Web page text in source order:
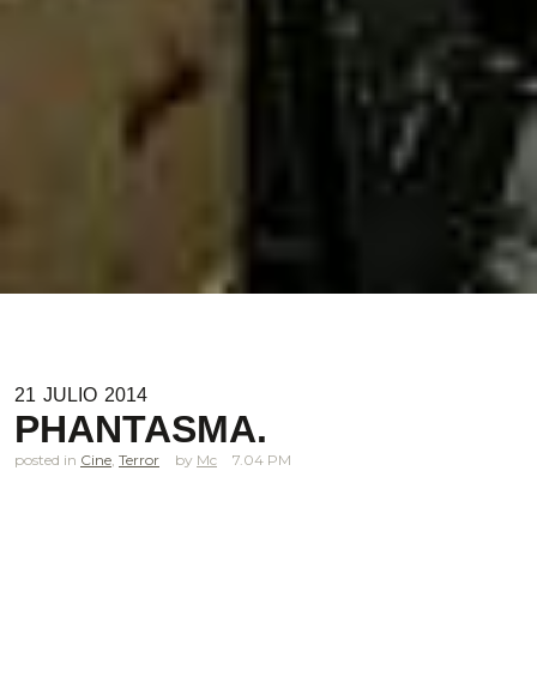
21 JULIO 2014
PHANTASMA.
posted in Cine Terror Mc 7.04 PM